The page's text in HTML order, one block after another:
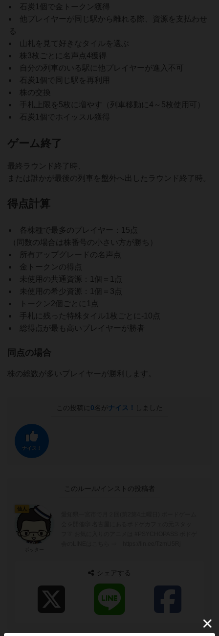
石炭1個で金トークン獲得
他プレイヤーが同じ駅から離れる際、資源を支払わせ
る
山札を見て好きなタイルを選ぶ
株3枚ごとに名声点4獲得
自分の列車のいる駅に他プレイヤーが進入不可
石炭1個で同じ駅を再利用
株の交換
手札上限を5枚に増やす（列車移動に4～5枚使用可）
石炭1個でホイッスル獲得
ゲーム終了
最終ラウンド終了時、
または誰かが最後の列車を盤外へ出したラウンド終了時。
得点計算
各株種で最多のプレイヤー：15点
（同数の場合は株番号の小さい方が勝ち）
所有アップグレードの名声点
金トークンの得点
未使用の共通資源：1個＝1点
未使用の希少資源：1個＝3点
トークン2個ごとに1点
手札に残った特殊タイル1枚ごとに-10点
総得点が最も高いプレイヤーが勝者
同点の場合
株の総数が多いプレイヤーが勝利します。
この投稿に 0名がナイス！ しました
ナイス！
このルール/インストの投稿者
仙人
シェアする